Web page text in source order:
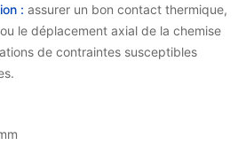
: assurer un bon contact thermique,
le déplacement axial de la chemise
de contraintes susceptibles